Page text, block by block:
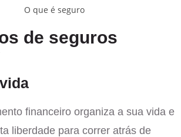
de seguros
financeiro organiza a sua vida e
liberdade para correr atrás de